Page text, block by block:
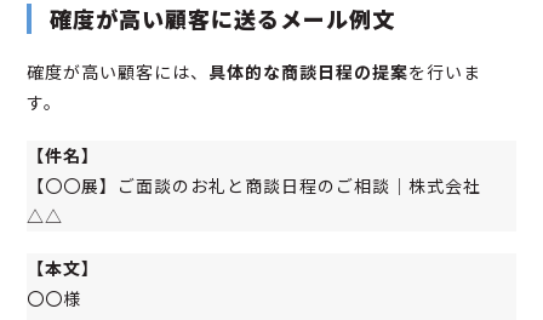
確度が高い顧客に送るメール例文
確度が高い顧客には、 具体的な商談日程の提案を行いま
す。
【件名】
【〇〇展】ご面談のお礼と商談日程のご相談｜株式会社
△△
【本文】
〇〇様